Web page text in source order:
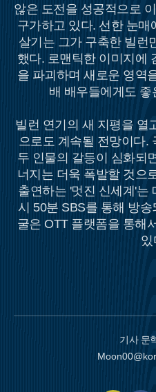
않은 도전을 성공적으로
구가하고 있다. 선한 눈
살기는 그가 구축한 빌런
했다. 로맨틱한 이미지에
을 파괴하며 새로운 영역
배 배우들에게도
빌런 연기의 새 지평을 열
으로도 계속될 전망이다.
두 인물의 갈등이 심화되
너지는 더욱 폭발할 것으
출연하는 '멋진 신세계'는
시 50분 SBS를 통해 방
굴은 OTT 플랫폼을 통해
있
기사 문